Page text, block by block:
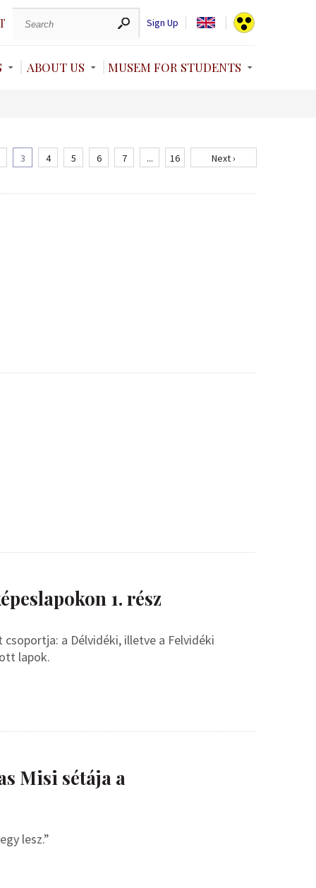
Sign Up
ABOUT US MUSEM FOR STUDENTS
3 4 5 6 7 ... 16 Next ›
1. rész
a Délvidéki, illetve a Felvidéki
lapok.
Misi sétája a
lesz.”